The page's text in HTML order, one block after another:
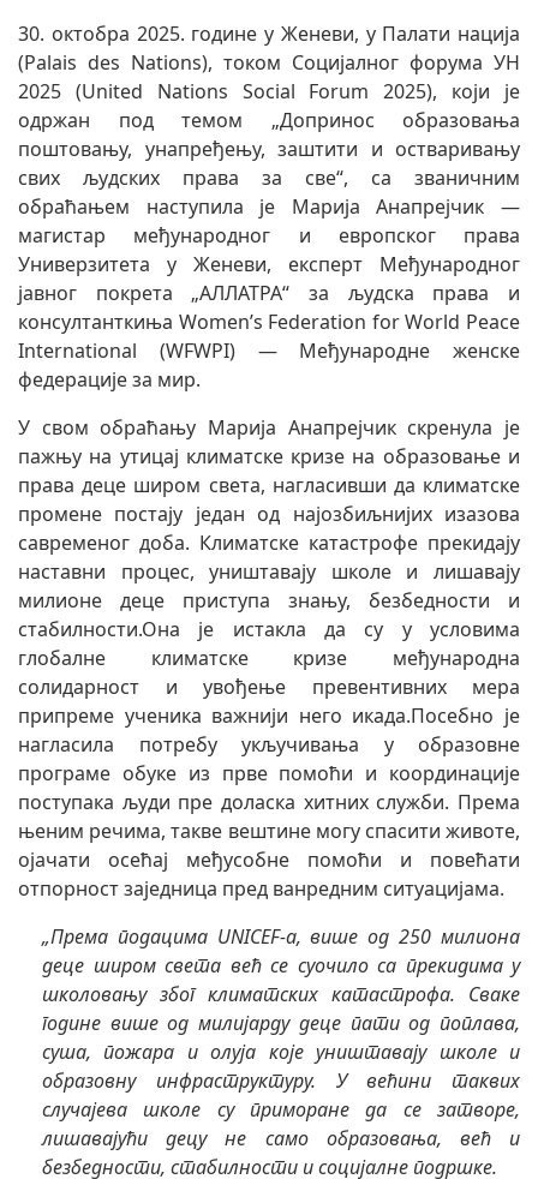
30. октобра 2025. године у Женеви, у Палати нација
(Palais des Nations), током Социјалног форума УН
2025 (United Nations Social Forum 2025), који је
одржан под темом „Допринос образовања
поштовању, унапређењу, заштити и остваривању
свих људских права за све“, са званичним
обраћањем наступила је Марија Анапрејчик —
магистар међународног и европског права
Универзитета у Женеви, експерт Међународног
јавног покрета „АЛЛАТРА“ за људска права и
консултанткиња Women’s Federation for World Peace
International (WFWPI) — Међународне женске
федерације за мир.
У свом обраћању Марија Анапрејчик скренула је
пажњу на утицај климатске кризе на образовање и
права деце широм света, нагласивши да климатске
промене постају један од најозбиљнијих изазова
савременог доба. Климатске катастрофе прекидају
наставни процес, уништавају школе и лишавају
милионе деце приступа знању, безбедности и
стабилности.Она је истакла да су у условима
глобалне климатске кризе међународна
солидарност и увођење превентивних мера
припреме ученика важнији него икада.Посебно је
нагласила потребу укључивања у образовне
програме обуке из прве помоћи и координације
поступака људи пре доласка хитних служби. Према
њеним речима, такве вештине могу спасити животе,
ојачати осећај међусобне помоћи и повећати
отпорност заједница пред ванредним ситуацијама.
„Према подацима UNICEF-а, више од 250 милиона
деце широм света већ се суочило са прекидима у
школовању због климатских катастрофа. Сваке
године више од милијарду деце пати од поплава,
суша, пожара и олуја које уништавају школе и
образовну инфраструктуру. У већини таквих
случајева школе су приморане да се затворе,
лишавајући децу не само образовања, већ и
безбедности, стабилности и социјалне подршке.